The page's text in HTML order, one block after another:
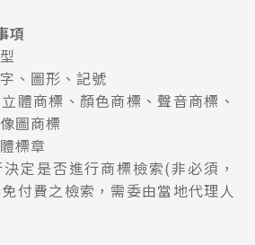
項
、圖形、記號
體商標、顏色商標、聲音商標、
圖商標
標章
定是否進行商標檢索(非必須，
付費之檢索，需委由當地代理人